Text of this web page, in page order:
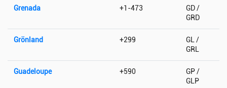
Grenada +1-473
GD /
GRD
Grönland +299
GL /
GRL
Guadeloupe +590
GP /
GLP